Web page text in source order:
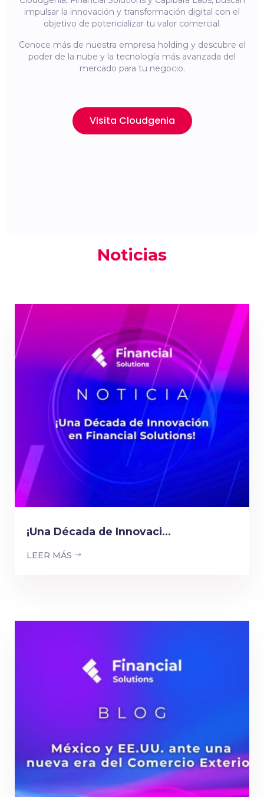
impulsar la innovación y transformación digital con el
objetivo de potencializar tu valor comercial.
Conoce más de nuestra empresa holding y descubre el
poder de la nube y la tecnología más avanzada del
mercado para tu negocio.
Visita Cloudgenia
Noticias
¡Una Década de Innovaci...
LEER MÁS